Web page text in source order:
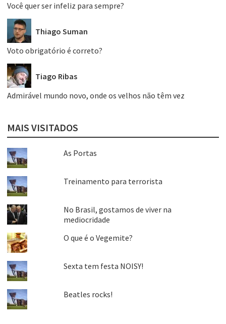
Você quer ser infeliz para sempre?
Thiago Suman
Voto obrigatório é correto?
Tiago Ribas
Admirável mundo novo, onde os velhos não têm vez
MAIS VISITADOS
As Portas
Treinamento para terrorista
No Brasil, gostamos de viver na
mediocridade
O que é o Vegemite?
Sexta tem festa NOISY!
Beatles rocks!